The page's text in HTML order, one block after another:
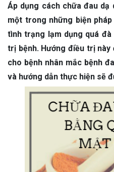
Áp dụng cách chữa đau dạ
một trong những biện
tình trạng lạm dụng quá
trị bệnh. Hướng điều trị
cho bệnh nhân mắc bệnh
và hướng dẫn thực hiện sẽ